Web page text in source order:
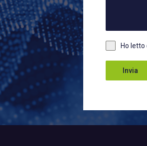
Ho
Invia